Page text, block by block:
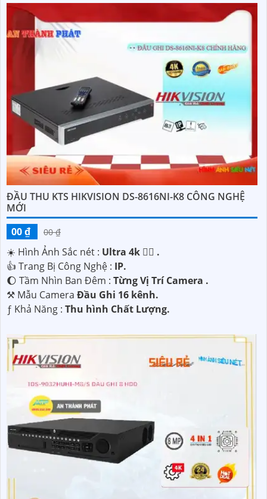
ĐẦU THU KTS HIKVISION DS-8616NI-K8 CÔNG NGHỆ
MỚI
00 ₫
00 ₫
☀️ Hình Ảnh Sắc nét : Ultra 4k 👍🏾 .
👍 Trang Bị Công Nghệ : IP.
🌔 Tầm Nhìn Ban Đêm : Từng Vị Trí Camera .
⚒ Mẫu Camera Đầu Ghi 16 kênh.
️ƒ Khả Năng : Thu hình Chất Lượng.